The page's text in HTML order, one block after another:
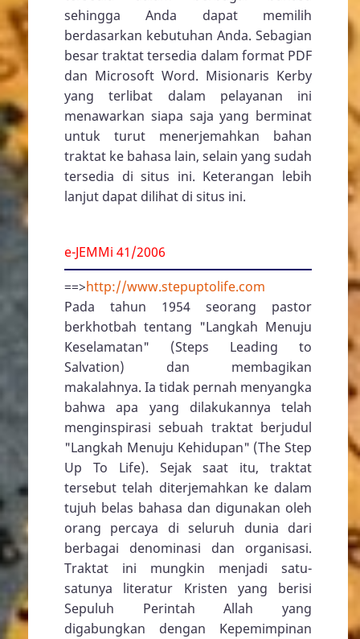
sehingga Anda dapat memilih
berdasarkan kebutuhan Anda. Sebagian
besar traktat tersedia dalam format PDF
dan Microsoft Word. Misionaris Kerby
yang terlibat dalam pelayanan ini
menawarkan siapa saja yang berminat
untuk turut menerjemahkan bahan
traktat ke bahasa lain, selain yang sudah
tersedia di situs ini. Keterangan lebih
lanjut dapat dilihat di situs ini.
e-JEMMi 41/2006
==>http://www.stepuptolife.com
Pada tahun 1954 seorang pastor
berkhotbah tentang "Langkah Menuju
Keselamatan" (Steps Leading to
Salvation) dan membagikan
makalahnya. Ia tidak pernah menyangka
bahwa apa yang dilakukannya telah
menginspirasi sebuah traktat berjudul
"Langkah Menuju Kehidupan" (The Step
Up To Life). Sejak saat itu, traktat
tersebut telah diterjemahkan ke dalam
tujuh belas bahasa dan digunakan oleh
orang percaya di seluruh dunia dari
berbagai denominasi dan organisasi.
Traktat ini mungkin menjadi satu-
satunya literatur Kristen yang berisi
Sepuluh Perintah Allah yang
digabungkan dengan Kepemimpinan